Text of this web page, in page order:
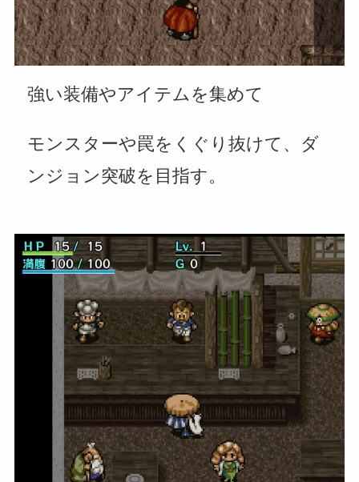
強い装備やアイテムを集めて
モンスターや罠をくぐり抜けて、ダ
ンジョン突破を目指す。